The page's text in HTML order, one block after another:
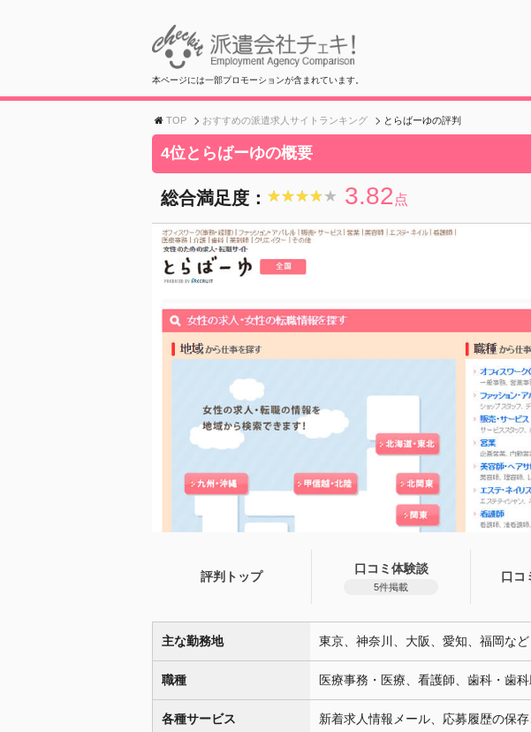
本ページには一部プロモーションが含まれています。
TOP おすすめの派遣求人サイトランキング とらばーゆの評判
4位とらばーゆの概要
総合満足度： ★★★★★
★★★★★ 3.82点
評判トップ
口コミ体験談
5件掲載
口コ
主な勤務地 東京、神奈川、大阪、愛知、福岡な
職種 医療事務・医療、看護師、歯科・歯
各種サービス 新着求人情報メール、応募履歴の保